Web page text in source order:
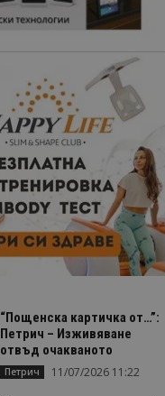
“Пощенска картичка от…”:
Петрич – Изживяване
отвъд очакваното
Петрич 11/07/2026 11:22